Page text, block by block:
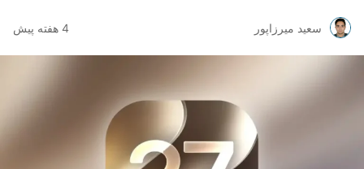
سعید میرزاپور 4 هفته پیش